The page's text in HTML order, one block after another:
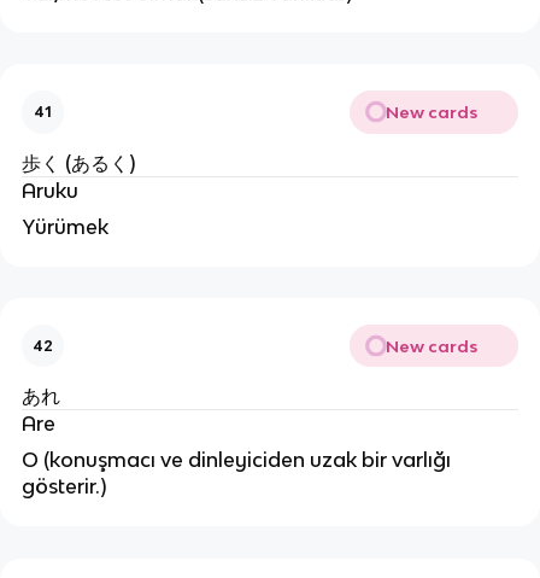
41 New cards
歩く (あるく)
Aruku
Yürümek
42 New cards
あれ
Are
O (konuşmacı ve dinleyiciden uzak bir varlığı
gösterir.)